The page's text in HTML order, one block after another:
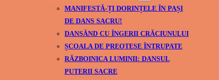
MANIFESTĂ-ȚI DORINȚELE ÎN PAȘI
DE DANS SACRU!
DANSÂND CU ÎNGERII CRĂCIUNULUI
ȘCOALA DE PREOTESE ÎNTRUPATE
RĂZBOINICA LUMINII: DANSUL
PUTERII SACRE